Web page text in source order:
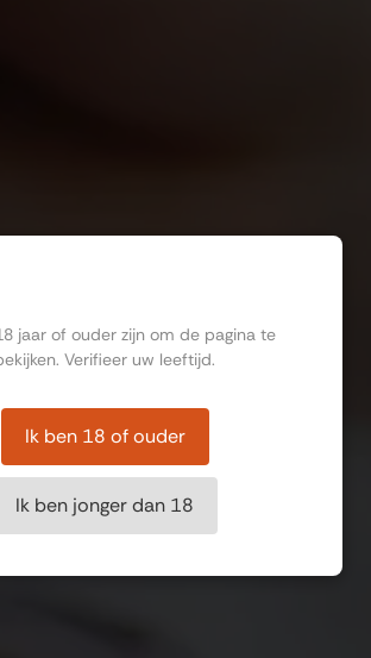
jaar of ouder zijn om de pagina te
Verifieer uw leeftijd.
Ik ben 18 of ouder
Ik ben jonger dan 18